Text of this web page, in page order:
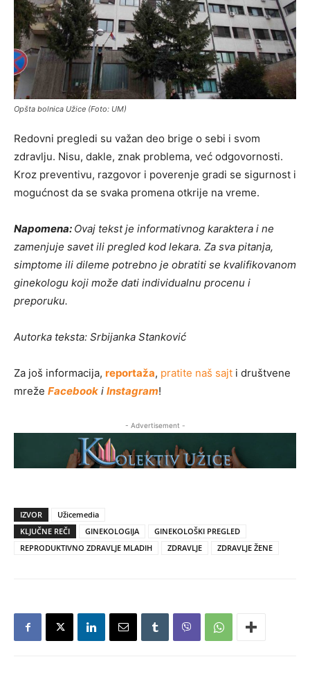
Opšta bolnica Užice (Foto: UM)
Redovni pregledi su važan deo brige o sebi i svom
zdravlju. Nisu, dakle, znak problema, već odgovornosti.
Kroz preventivu, razgovor i poverenje gradi se sigurnost i
mogućnost da se svaka promena otkrije na vreme.
Napomena: Ovaj tekst je informativnog karaktera i ne
zamenjuje savet ili pregled kod lekara. Za sva pitanja,
simptome ili dileme potrebno je obratiti se kvalifikovanom
ginekologu koji može dati individualnu procenu i
preporuku.
Autorka teksta: Srbijanka Stanković
Za još informacija, reportaža, pratite naš sajt i društvene
mreže Facebook i Instagram!
- Advertisement -
IZVOR
Užicemedia
KLJUČNE REČI
GINEKOLOGIJA
GINEKOLOŠKI PREGLED
REPRODUKTIVNO ZDRAVLJE MLADIH
ZDRAVLJE ZDRAVLJE ŽENE